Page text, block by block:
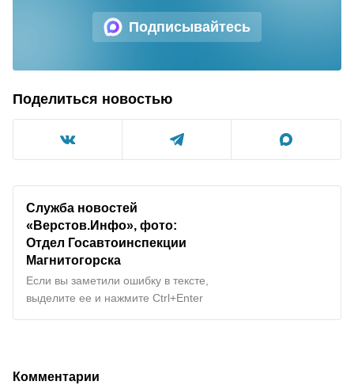
Подписывайтесь
Поделиться новостью
Служба новостей
«Верстов.Инфо», фото:
Отдел Госавтоинспекции
Магнитогорска
Если вы заметили ошибку в тексте,
выделите ее и нажмите Ctrl+Enter
Комментарии